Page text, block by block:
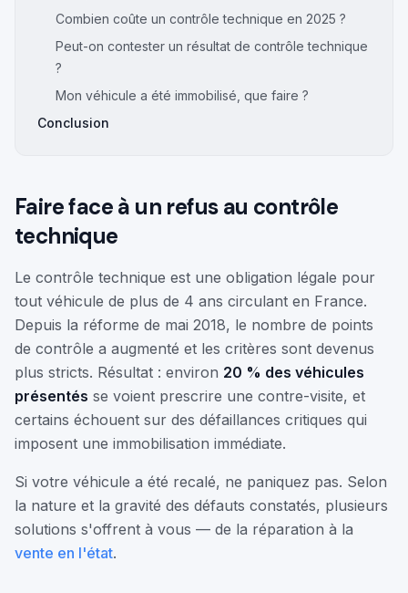
Combien coûte un contrôle technique en 2025 ?
Peut-on contester un résultat de contrôle technique
?
Mon véhicule a été immobilisé, que faire ?
Conclusion
Faire face à un refus au contrôle
technique
Le contrôle technique est une obligation légale pour
tout véhicule de plus de 4 ans circulant en France.
Depuis la réforme de mai 2018, le nombre de points
de contrôle a augmenté et les critères sont devenus
plus stricts. Résultat : environ 20 % des véhicules
présentés se voient prescrire une contre-visite, et
certains échouent sur des défaillances critiques qui
imposent une immobilisation immédiate.
Si votre véhicule a été recalé, ne paniquez pas. Selon
la nature et la gravité des défauts constatés, plusieurs
solutions s'offrent à vous — de la réparation à la
vente en l'état.